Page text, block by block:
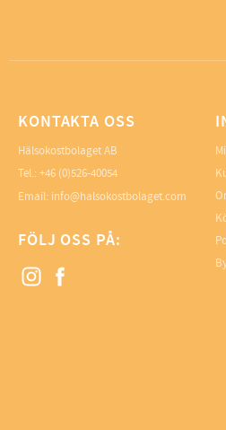
KONTAKTA OSS
Hälsokostbolaget AB
Tel.: +46 (0)526-40054
Email: info@halsokostbolaget.com
FÖLJ OSS PÅ: